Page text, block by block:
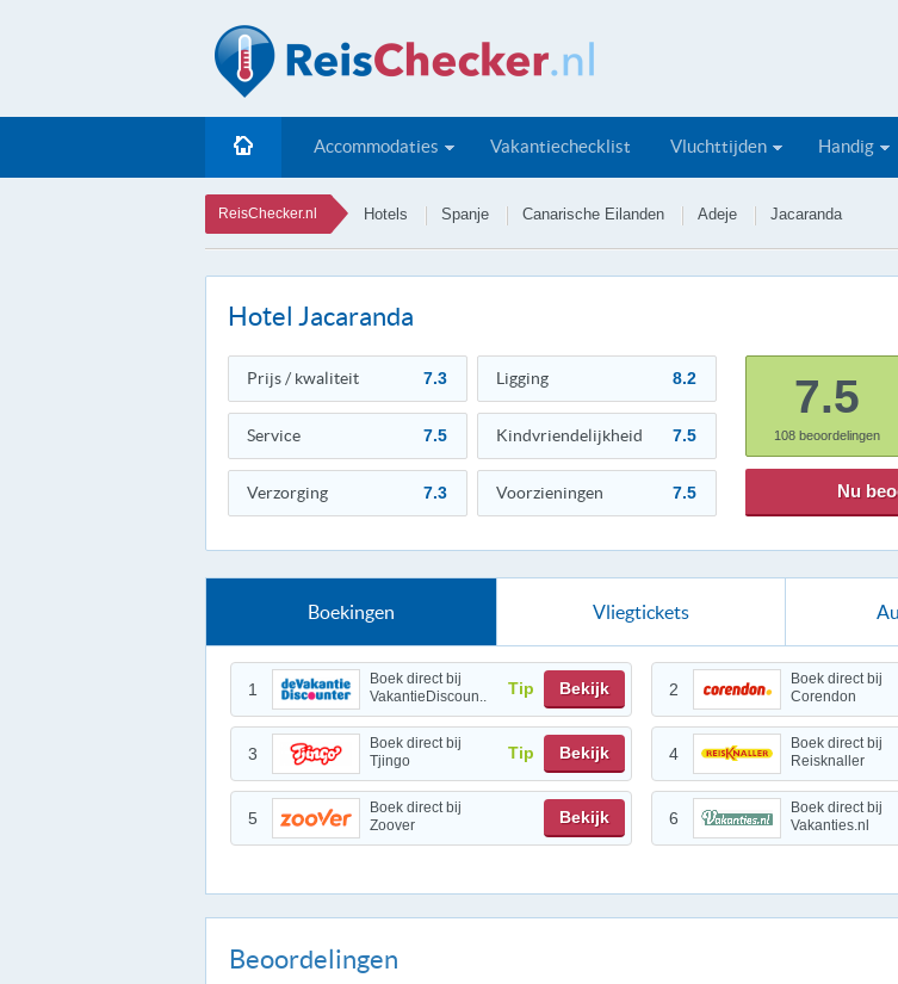
Accommodaties Vakantiechecklist Vluchttijden Handig
ReisChecker.nl Hotels Spanje Canarische Eilanden Adeje Jacaranda
Hotel Jacaranda
Prijs / kwaliteit 7.3 Ligging 8.2
Service 7.5 Kindvriendelijkheid 7.5
Verzorging 7.3 Voorzieningen 7.5
7.5
108beoordelingen
Nu
Boekingen Vliegtickets
1
Boek direct bij
VakantieDiscoun..
Tip Bekijk 2
Boek direct bij
Corendon
3
Boek direct bij
Tjingo
Tip Bekijk 4
Boek direct bij
Reisknaller
5
Boek direct bij
Zoover
Bekijk 6
Boek direct bij
Vakanties.nl
Beoordelingen